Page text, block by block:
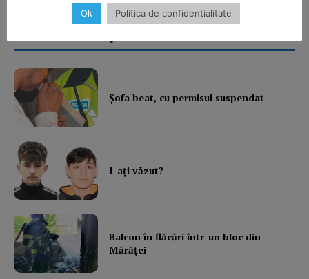
Company
About
Contact us
Subscription Plans
My account
Ultimele ştiri
Şofa beat, cu permisul suspendat
I-aţi văzut?
Balcon în flăcări într-un bloc din
Mărăţei
Ok Politica de confidentialitate